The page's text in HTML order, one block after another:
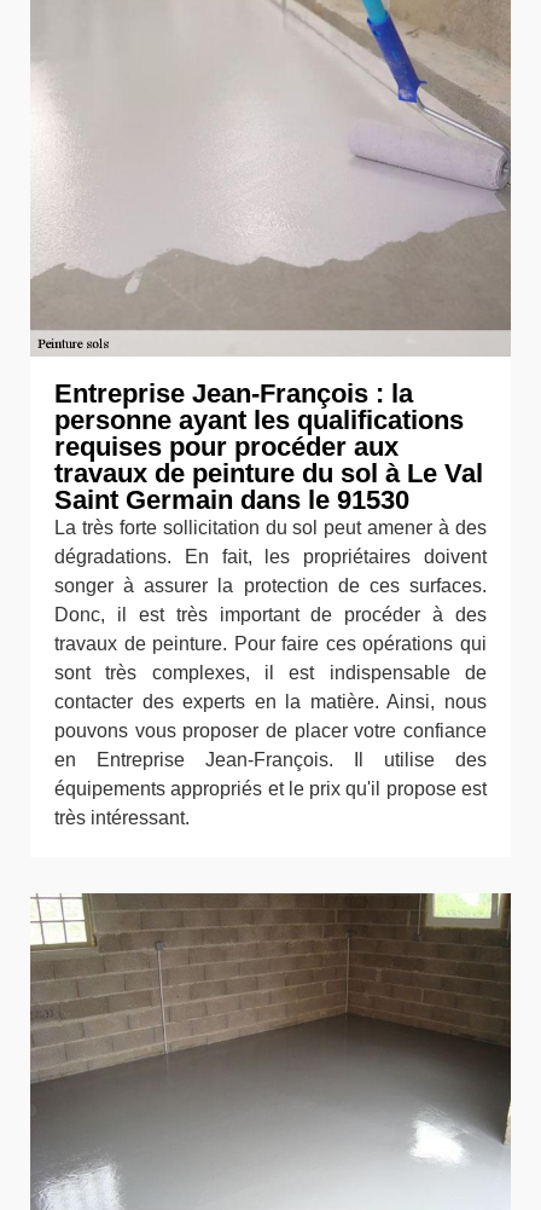
Entreprise Jean-François : la
personne ayant les qualifications
requises pour procéder aux
travaux de peinture du sol à Le Val
Saint Germain dans le 91530
La très forte sollicitation du sol peut amener à des
dégradations. En fait, les propriétaires doivent
songer à assurer la protection de ces surfaces.
Donc, il est très important de procéder à des
travaux de peinture. Pour faire ces opérations qui
sont très complexes, il est indispensable de
contacter des experts en la matière. Ainsi, nous
pouvons vous proposer de placer votre confiance
en Entreprise Jean-François. Il utilise des
équipements appropriés et le prix qu'il propose est
très intéressant.